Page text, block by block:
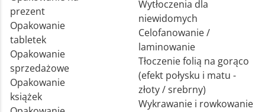
prezent
Opakowanie
tabletek
Opakowanie
sprzedażowe
Opakowanie
książek
Wytłoczenia dla
niewidomych
Celofanowanie /
laminowanie
Tłoczenie folią na gorąco
(efekt połysku i matu -
złoty / srebrny)
Wykrawanie i rowkowanie